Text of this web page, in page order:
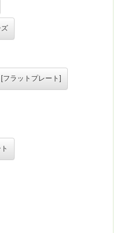
フラットプレート]